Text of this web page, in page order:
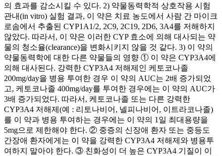
의 효과를 감소시킬 수 있다. 2) 약물동력학적 상호작용 시험
관내(in vitro) 실험 결과, 이 약은 치료 농도에서 사람 간 마이크
로솜에서 추출된 CYP1A1/2, 2C9, 2C19, 2D6, 3A4를 저해하지
않았다. 따라서, 이 약은 이러한 CYP 효소에 의해 대사되는 약
물의 청소율(clearance)을 변화시키지 않을 것 같다. 3) 이 약의
약물동력학에 대한 다른 약물들의 영향 ① 이 약은 CYP3A4에
의해 대사된다. 강력한 CYP3A4 저해제인 케토코나졸
200mg/day을 병용 투여한 경우 이 약의 AUC는 2배 증가되었
고, 케토코나졸 400mg/day를 투여한 경우에는 이 약의 AUC가
3배 증가되었다. 따라서, 케토코나졸 또는 다른 강력한
CYP3A4 저해제(예 : 리토나비어, 넬피나비어, 이트라코나졸)
를 이 약과 병용 투여하는 경우에는 이 약의 1일 최대용량을
5mg으로 제한해야 한다. ② 중증의 신장애 환자 또는 중등도
간장애 환자에게는 이 약을 강력한 CYP3A4 저해제와 병용투
여하지 말아야 한다. ③ 친화성이 더 높은 CYP3A4 기질이 이